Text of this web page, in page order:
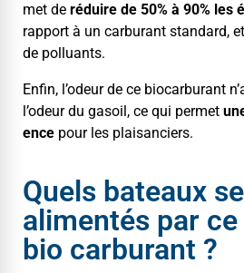
met de réduire de 50% à 90% les
rap­port à un car­bu­rant stan­dard,
de polluants.
Enfin, l’odeur de ce bio­car­bu­rant
l’odeur du gasoil, ce qui per­met
ence pour les plai­sanciers.
Quels bateaux
alimentés par
bio carburant ?